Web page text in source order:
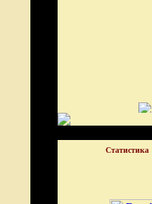
Статистика